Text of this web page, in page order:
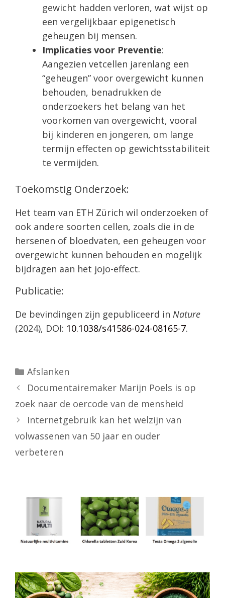
gewicht hadden verloren, wat wijst op
een vergelijkbaar epigenetisch
geheugen bij mensen.
Implicaties voor Preventie:
Aangezien vetcellen jarenlang een
“geheugen” voor overgewicht kunnen
behouden, benadrukken de
onderzoekers het belang van het
voorkomen van overgewicht, vooral
bij kinderen en jongeren, om lange
termijn effecten op gewichtsstabiliteit
te vermijden.
Toekomstig Onderzoek:
Het team van ETH Zürich wil onderzoeken of
ook andere soorten cellen, zoals die in de
hersenen of bloedvaten, een geheugen voor
overgewicht kunnen behouden en mogelijk
bijdragen aan het jojo-effect.
Publicatie:
De bevindingen zijn gepubliceerd in Nature
(2024), DOI: 10.1038/s41586-024-08165-7.
Categorieën
Afslanken
Documentairemaker Marijn Poels is op
zoek naar de oercode van de mensheid
Internetgebruik kan het welzijn van
volwassenen van 50 jaar en ouder
verbeteren